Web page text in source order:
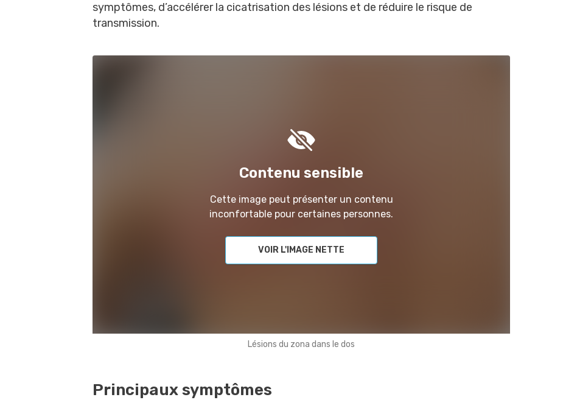
symptômes, d’accélérer la cicatrisation des lésions et de réduire le risque de
transmission.
Contenu sensible
Cette image peut présenter un contenu
inconfortable pour certaines personnes.
VOIR L'IMAGE NETTE
Lésions du zona dans le dos
Principaux symptômes